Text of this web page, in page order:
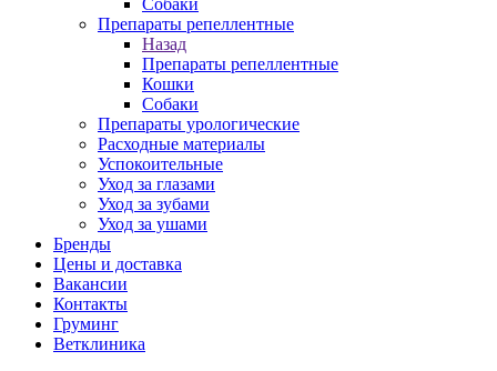
Собаки
Препараты репеллентные
Назад
Препараты репеллентные
Кошки
Собаки
Препараты урологические
Расходные материалы
Успокоительные
Уход за глазами
Уход за зубами
Уход за ушами
Бренды
Цены и доставка
Вакансии
Контакты
Груминг
Ветклиника